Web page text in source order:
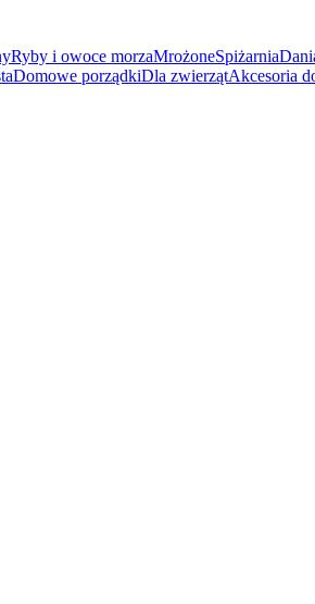
Ryby i owoce morzaMrożoneSpiżarnia
Domowe porządkiDla zwierzątAkcesoria